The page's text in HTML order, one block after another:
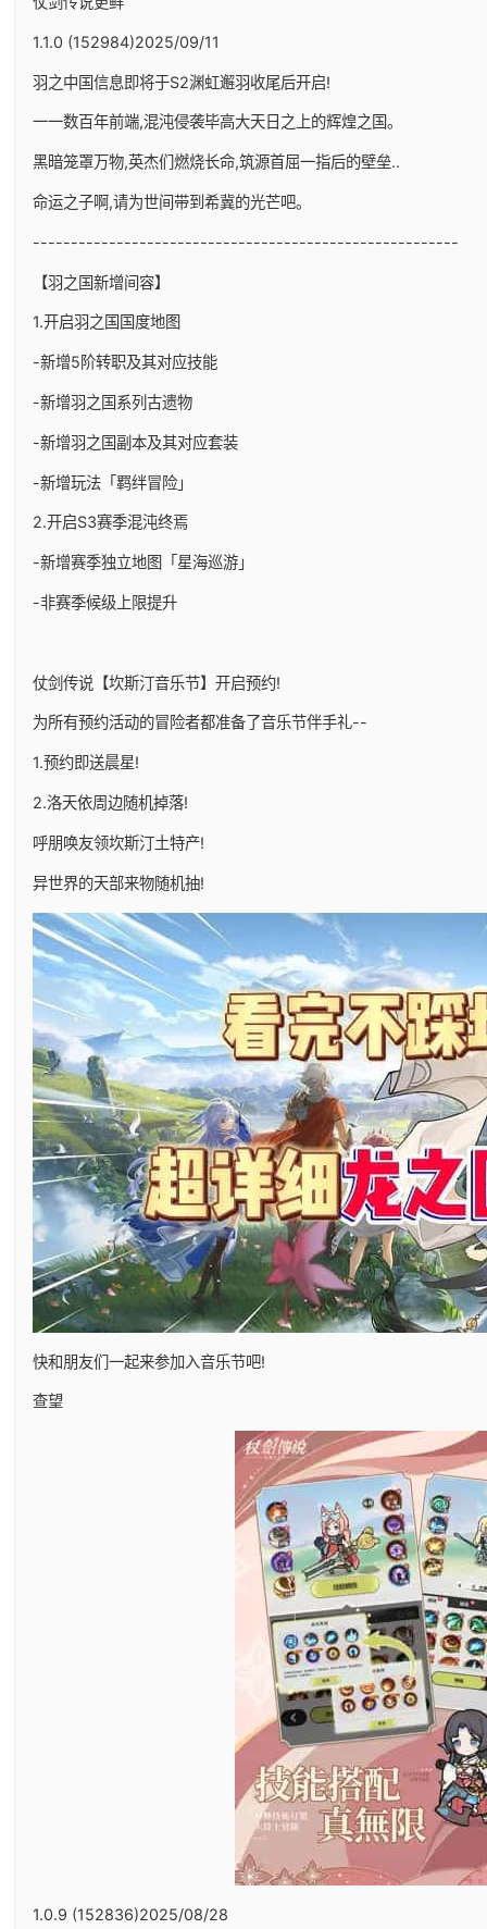
1.1.0 (152984)2025/09/11
羽之中国信息即将于S2渊虹邂羽收尾后开启!
一一数百年前端,混沌侵袭毕高大天日之上的辉煌之国。
黑暗笼罩万物,英杰们燃烧长命,筑源首屈一指后的壁垒..
命运之子啊,请为世间带到希冀的光芒吧。
--------------------------------------------------------
【羽之国新增间容】
1.开启羽之国国度地图
-新增5阶转职及其对应技能
-新增羽之国系列古遗物
-新增羽之国副本及其对应套装
-新增玩法「羁绊冒险」
2.开启S3赛季混沌终焉
-新增赛季独立地图「星海巡游」
-非赛季候级上限提升
仗剑传说【坎斯汀音乐节】开启预约!
为所有预约活动的冒险者都准备了音乐节伴手礼--
1.预约即送晨星!
2.洛天依周边随机掉落!
呼朋唤友领坎斯汀土特产!
异世界的天部来物随机抽!
快和朋友们一起来参加入音乐节吧!
查望
1.0.9 (152836)2025/08/28